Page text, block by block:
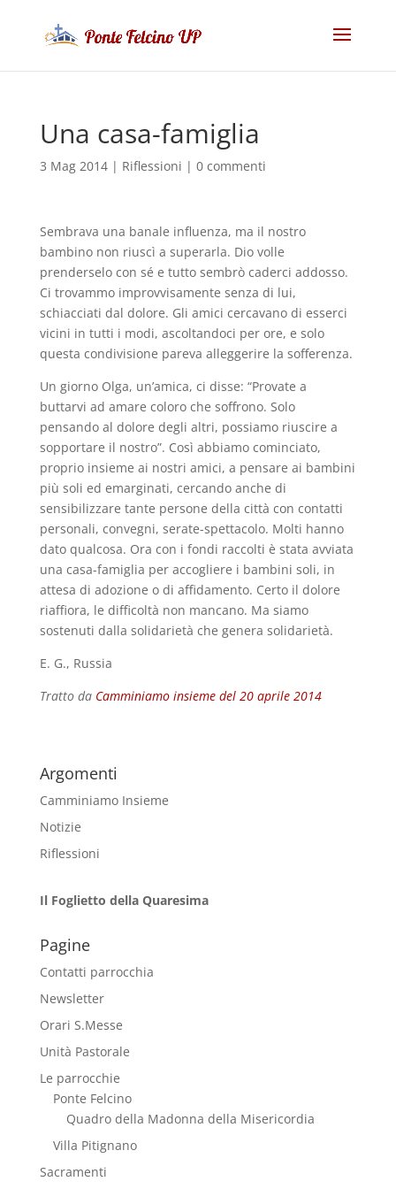
Una casa-famiglia
3 Mag 2014| Riflessioni | 0 commenti
Sembrava una banale influenza, ma il nostro
bambino non riuscì a superarla. Dio volle
prenderselo con sé e tutto sembrò caderci addosso.
Ci trovammo improvvisamente senza di lui,
schiacciati dal dolore. Gli amici cercavano di esserci
vicini in tutti i modi, ascoltandoci per ore, e solo
questa condivisione pareva alleggerire la sofferenza.
Un giorno Olga, un’amica, ci disse: “Provate a
buttarvi ad amare coloro che soffrono. Solo
pensando al dolore degli altri, possiamo riuscire a
sopportare il nostro”. Così abbiamo cominciato,
proprio insieme ai nostri amici, a pensare ai bambini
più soli ed emarginati, cercando anche di
sensibilizzare tante persone della città con contatti
personali, convegni, serate-spettacolo. Molti hanno
dato qualcosa. Ora con i fondi raccolti è stata avviata
una casa-famiglia per accogliere i bambini soli, in
attesa di adozione o di affidamento. Certo il dolore
riaffiora, le difficoltà non mancano. Ma siamo
sostenuti dalla solidarietà che genera solidarietà.
E. G., Russia
Tratto da Camminiamo insieme del 20 aprile 2014
Argomenti
Camminiamo Insieme
Notizie
Riflessioni
Il Foglietto della Quaresima
Pagine
Contatti parrocchia
Newsletter
Orari S.Messe
Unità Pastorale
Le parrocchie
Ponte Felcino
Quadro della Madonna della Misericordia
Villa Pitignano
Sacramenti